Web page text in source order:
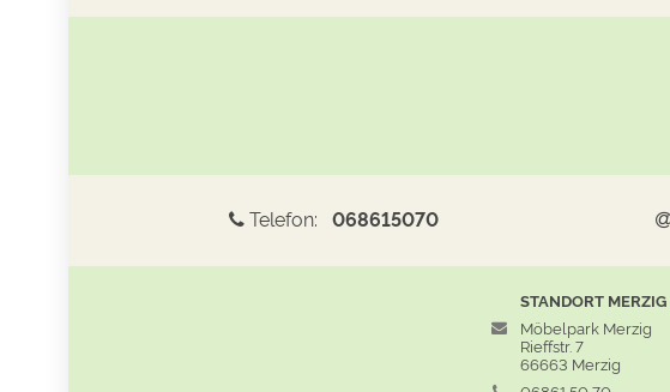
Telefon:068615070
STANDORT MERZIG
Möbelpark Merzig
Rieffstr. 7
66663 Merzig